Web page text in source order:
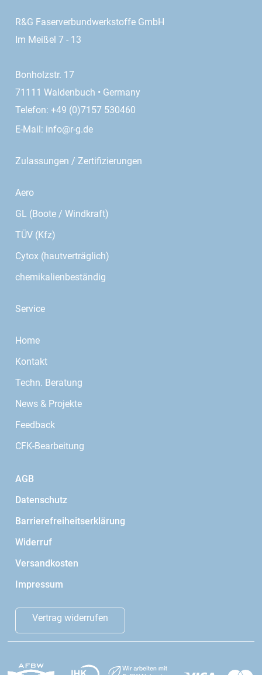
R&G Faserverbundwerkstoffe GmbH
Im Meißel 7 - 13
Bonholzstr. 17
71111 Waldenbuch • Germany
Telefon: +49 (0)7157 530460
E-Mail: info@r-g.de
Zulassungen / Zertifizierungen
Aero
GL (Boote / Windkraft)
TÜV (Kfz)
Cytox (hautverträglich)
chemikalienbeständig
Service
Home
Kontakt
Techn. Beratung
News & Projekte
Feedback
CFK-Bearbeitung
AGB
Datenschutz
Barrierefreiheitserklärung
Widerruf
Versandkosten
Impressum
Vertrag widerrufen